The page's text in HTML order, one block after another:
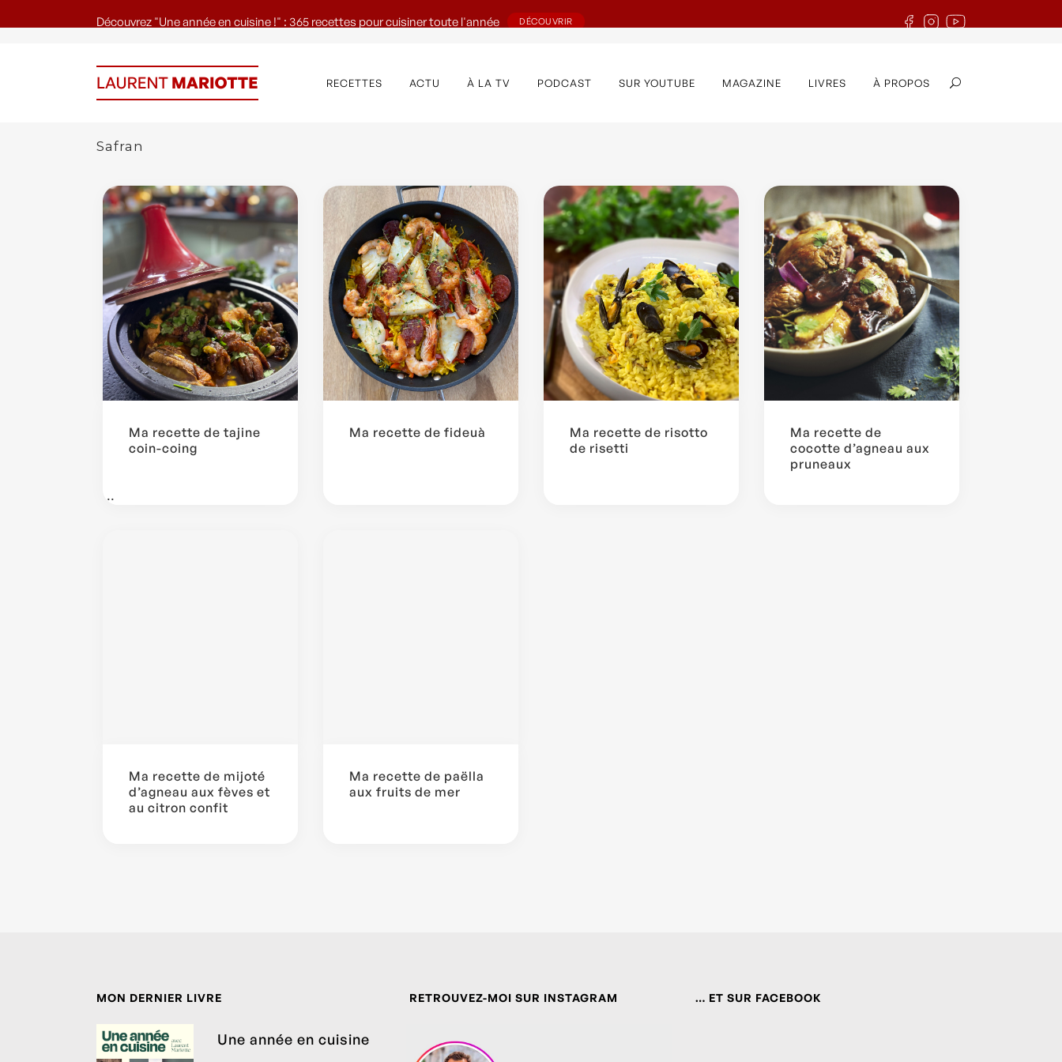
Découvrez "Une année en cuisine !" : 365 recettes pour cuisiner toute l'année DÉCOUVRIR
RECETTES ACTU À LA TV PODCAST SUR YOUTUBE MAGAZINE LIVRES À PROPOS
Safran
Ma recette de tajine
coin-coing
...
Ma recette de fideuà
Ma recette de risotto
de risetti
Ma recette de
cocotte d’agneau aux
pruneaux
Ma recette de mijoté
d’agneau aux fèves et
au citron confit
Ma recette de paëlla
aux fruits de mer
MON DERNIER LIVRE
Une année en cuisine
RETROUVEZ-MOI SUR INSTAGRAM … ET SUR FACEBOOK